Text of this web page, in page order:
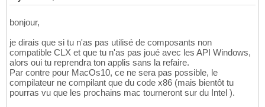
bonjour,
je dirais que si tu n'as pas utilisé de composants non
compatible CLX et que tu n'as pas joué avec les API Windows,
alors oui tu reprendra ton applis sans la refaire.
Par contre pour MacOs10, ce ne sera pas possible, le
compilateur ne compilant que du code x86 (mais bientôt tu
pourras vu que les prochains mac tourneront sur du Intel ).